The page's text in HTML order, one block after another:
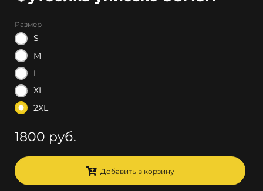
Размер
S
M
L
XL
2XL
1800 руб.
Добавить в корзину